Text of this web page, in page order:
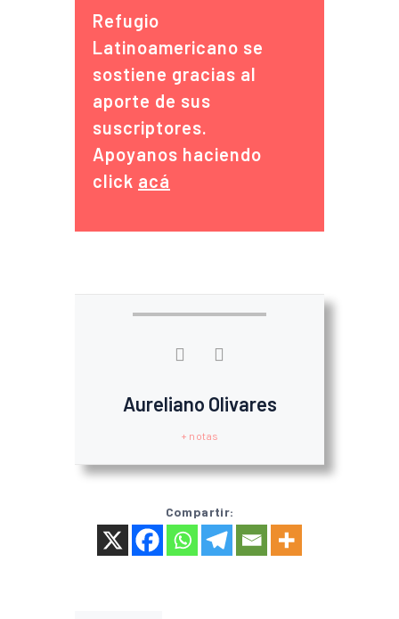
Refugio
Latinoamericano se
sostiene gracias al
aporte de sus
suscriptores.
Apoyanos haciendo
click acá
Aureliano Olivares
+ notas
Compartir: